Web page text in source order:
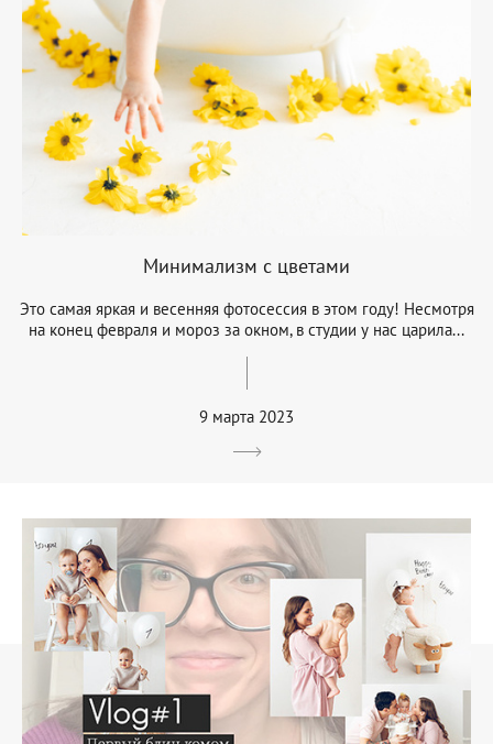
Минимализм с цветами
Это самая яркая и весенняя фотосессия в этом году! Несмотря
на конец февраля и мороз за окном, в студии у нас царила...
9 марта 2023